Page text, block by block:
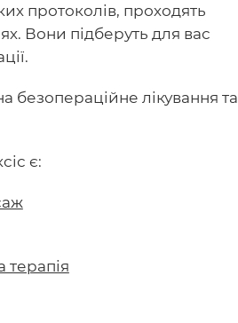
протоколів, проходять
Вони підберуть для вас
безопераційне лікування та
є:
терапія